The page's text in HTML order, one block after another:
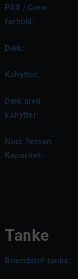
PAX / Crew
forhold:
Dæk:
Kahytter:
Dæk med
kahytter:
Note Person
Kapacitet:
Tanke
Brændstof-tanke: